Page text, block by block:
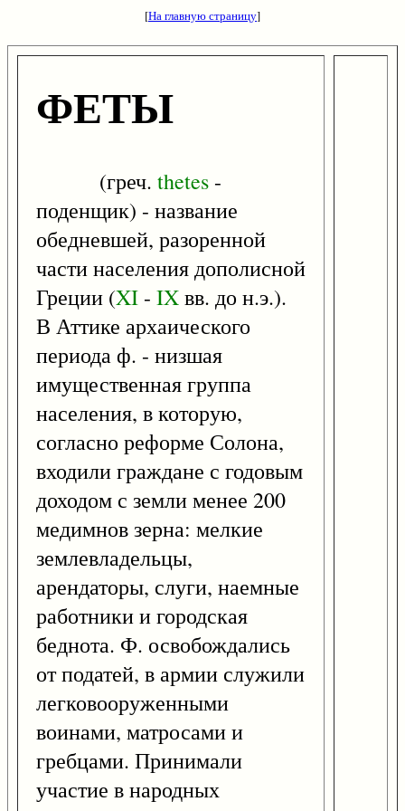
[На главную страницу]
ФЕТЫ
(греч. thetes -
поденщик) - название
обедневшей, разоренной
части населения дополисной
Греции (XI - IXвв. до н.э.).
В Аттике архаического
периода ф. - низшая
имущественная группа
населения, в которую,
согласно реформе Солона,
входили граждане с годовым
доходом с земли менее 200
медимнов зерна: мелкие
землевладельцы,
арендаторы, слуги, наемные
работники и городская
беднота. Ф. освобождались
от податей, в армии служили
легковооруженными
воинами, матросами и
гребцами. Принимали
участие в народных